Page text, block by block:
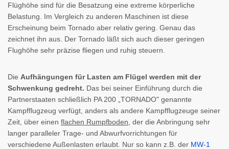
Flüghöhe sind für die Besatzung eine extreme körperliche
Belastung. Im Vergleich zu anderen Maschinen ist diese
Erscheinung beim Tornado aber relativ gering. Genau das
zeichnet ihn aus. Der Tornado läßt sich auch dieser geringen
Flughöhe sehr präzise fliegen und ruhig steuern.
Die Aufhängungen für Lasten am Flügel werden mit der
Schwenkung gedreht. Das bei seiner Einführung durch die
Partnerstaaten schließlich PA 200 „TORNADO" genannte
Kampfflugzeug verfügt, anders als andere Kampfflugzeuge seiner
Zeit, über einen flachen Rumpfboden , der die Anbringung sehr
langer paralleler Trage- und Abwurfvorrichtungen für
verschiedene Außenlasten erlaubt. Nur so kann z.B. der MW-1